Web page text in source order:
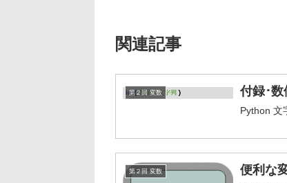
関連記事
第２回 変数 付録･数
Python 文
第２回 変数 便利な